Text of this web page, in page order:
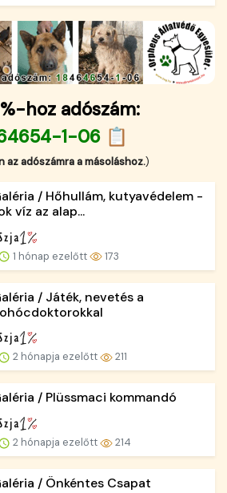
hoz adószám:
1-06 📋
adószámra a másoláshoz.)
/ Hőhullám, kutyavédelem -
víz az alap...
1 hónap ezelőtt 173
/ Játék, nevetés a
2 hónapja ezelőtt 211
/ Plüssmaci kommandó
2 hónapja ezelőtt 214
/ Önkéntes Csapat